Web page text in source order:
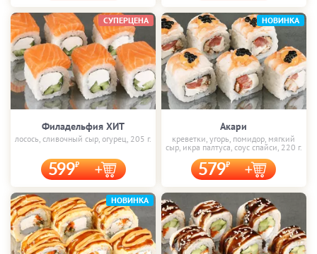
Филадельфия ХИТ
лосось, сливочный сыр, огурец, 205 г.
599
СУПЕРЦЕНА
Акари
креветки, угорь, помидор, мягкий
сыр, икра палтуса, соус спайси, 220 г.
579
НОВИНКА
НОВИНКА